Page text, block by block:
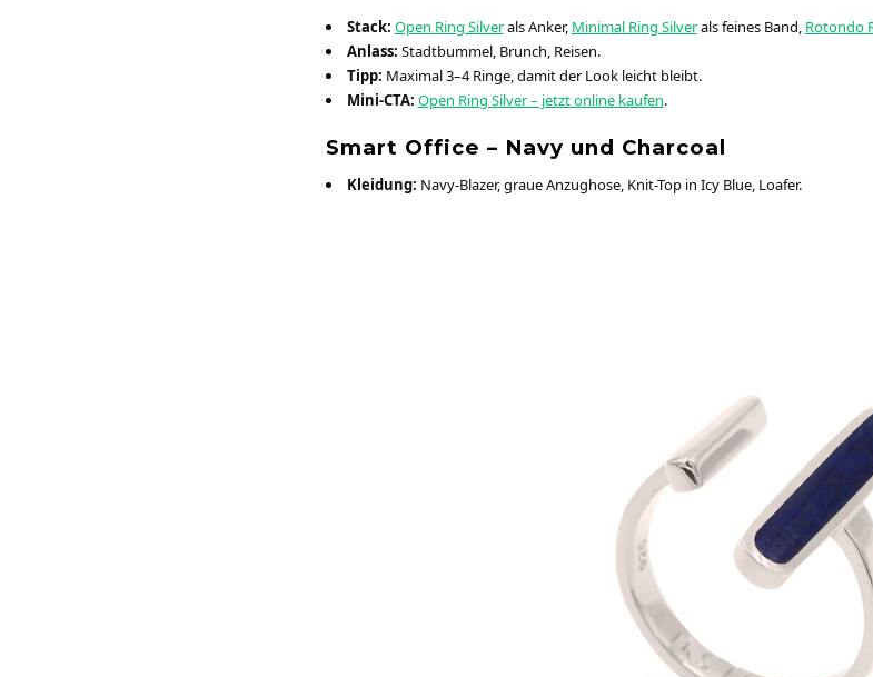
Stack: Open Ring Silverals Anker, Minimal Ring Silverals feines Band, Rotondo
Anlass: Stadtbummel, Brunch, Reisen.
Tipp: Maximal 3–4 Ringe, damit der Look leicht bleibt.
Mini-CTA: Open Ring Silver – jetzt online kaufen.
Smart Office – Navy und Charcoal
Kleidung: Navy-Blazer, graue Anzughose, Knit-Top in Icy Blue, Loafer.